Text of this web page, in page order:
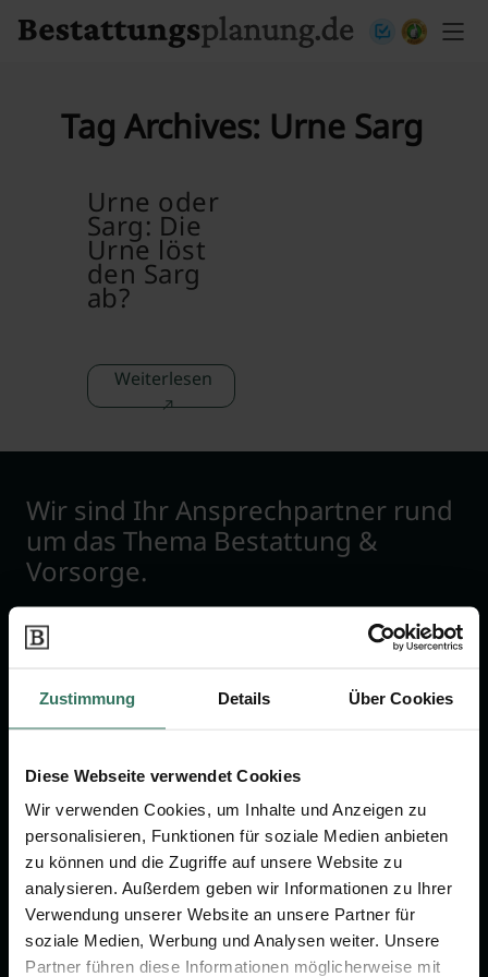
Zustimmung Details Über Cookies
Diese Webseite verwendet Cookies
Wir verwenden Cookies, um Inhalte und Anzeigen zu
personalisieren, Funktionen für soziale Medien anbieten
zu können und die Zugriffe auf unsere Website zu
analysieren. Außerdem geben wir Informationen zu Ihrer
Verwendung unserer Website an unsere Partner für
soziale Medien, Werbung und Analysen weiter. Unsere
Partner führen diese Informationen möglicherweise mit
Tag Archives: Urne Sarg
Urne oder
Sarg: Die
Urne löst
den Sarg
ab?
Weiterlesen
Wir sind Ihr Ansprechpartner rund
um das Thema Bestattung &
Vorsorge.
Ratgeber
Verzeichnis
Wissenswertes
Über uns
Für Bestatter
Kostenlos registrieren